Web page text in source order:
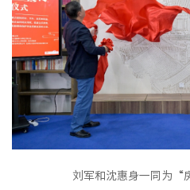
刘军和沈惠身一同为“